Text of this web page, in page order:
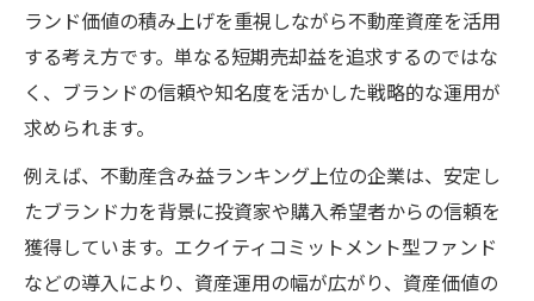
ランド価値の積み上げを重視しながら不動産資産を活用
する考え方です。単なる短期売却益を追求するのではな
く、ブランドの信頼や知名度を活かした戦略的な運用が
求められます。
例えば、不動産含み益ランキング上位の企業は、安定し
たブランド力を背景に投資家や購入希望者からの信頼を
獲得しています。エクイティコミットメント型ファンド
などの導入により、資産運用の幅が広がり、資産価値の